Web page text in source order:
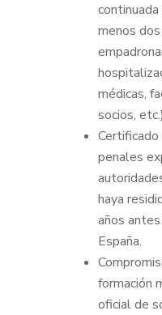
menos
médicas,
socios,
penales
haya
años
España.
formación
oficial de